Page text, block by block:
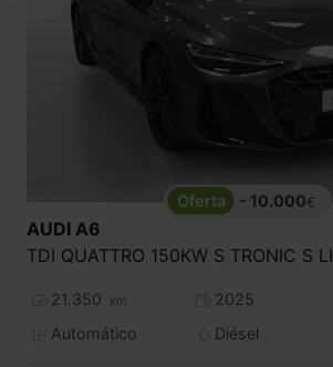
- 10.000€
AUDI A6
21.350 km
2025
Automático
Diésel